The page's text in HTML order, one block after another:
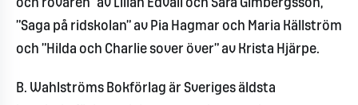
och rövaren” av Lilian Edvall och Sara Gimbergsson,
”Saga på ridskolan” av Pia Hagmar och Maria Källström
och ”Hilda och Charlie sover över” av Krista Hjärpe.
B. Wahlströms Bokförlag är Sveriges äldsta